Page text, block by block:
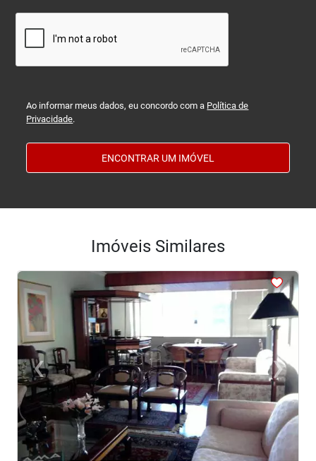
Ao informar meus dados, eu concordo com a Política de
Privacidade.
ENCONTRAR UM IMÓVEL
Imóveis Similares
<<<
‹Previous ›Next